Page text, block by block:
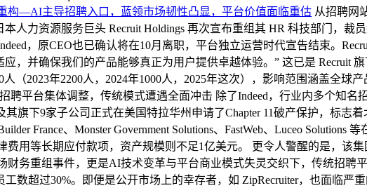
构—AI主导招聘入口，蓝领市场韧性凸显，平台价值面临重估 从招聘网
人力资源服务巨头 Recruit Holdings 再次宣布重组其 HR 科技部门，裁
，原CEO也已确认将在10月离职，平台独立运营时代宣告结束。
，并确保我们的产品能够真正为用户提供卓越体验。” 这已是 Recruit
（2023年2200人，2024年1000人，2025年这次），影响范围涵盖全
平台集体调整，传统模式遭遇全面冲击 除了Indeed，行业内多个知名
其旗下9家子公司正式在美国特拉华州申请了Chapter 11破产保护，标
France、Monster Government Solutions、FastWeb、Luceo
费用等长期应付款项，资产规模则不足1亿美元。 更令人警醒的是，该
财务重组事件，更是AI技术变革与平台商业模式失灵交织下，传统招聘
数超过30%。即便是公开市场上的幸存者，如 ZipRecruiter，也面临严